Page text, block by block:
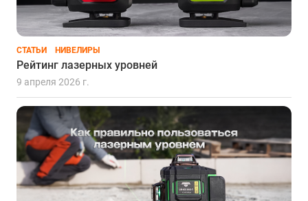
СТАТЬИ НИВЕЛИРЫ
Рейтинг лазерных уровней
9 апреля 2026 г.